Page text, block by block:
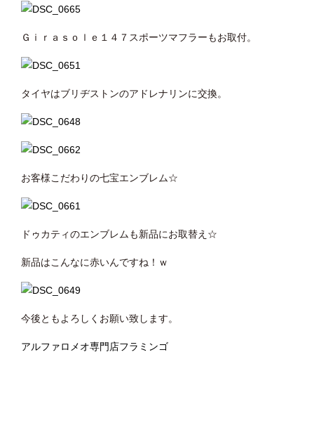
Ｇｉｒａｓｏｌｅ１４７スポーツマフラーもお取付。
タイヤはブリヂストンのアドレナリンに交換。
お客様こだわりの七宝エンブレム☆
ドゥカティのエンブレムも新品にお取替え☆
新品はこんなに赤いんですね！ｗ
今後ともよろしくお願い致します。
アルファロメオ専門店フラミンゴ